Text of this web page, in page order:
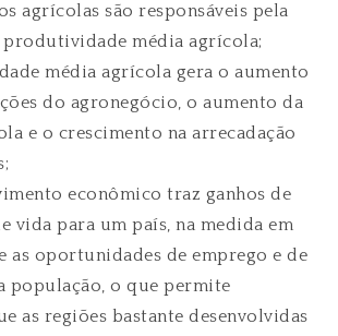
agrícolas são responsáveis pela
produtividade média agrícola;
média agrícola gera o aumento
do agronegócio, o aumento da
e o crescimento na arrecadação
econômico traz ganhos de
vida para um país, na medida em
as oportunidades de emprego e de
população, o que permite
as regiões bastante desenvolvidas